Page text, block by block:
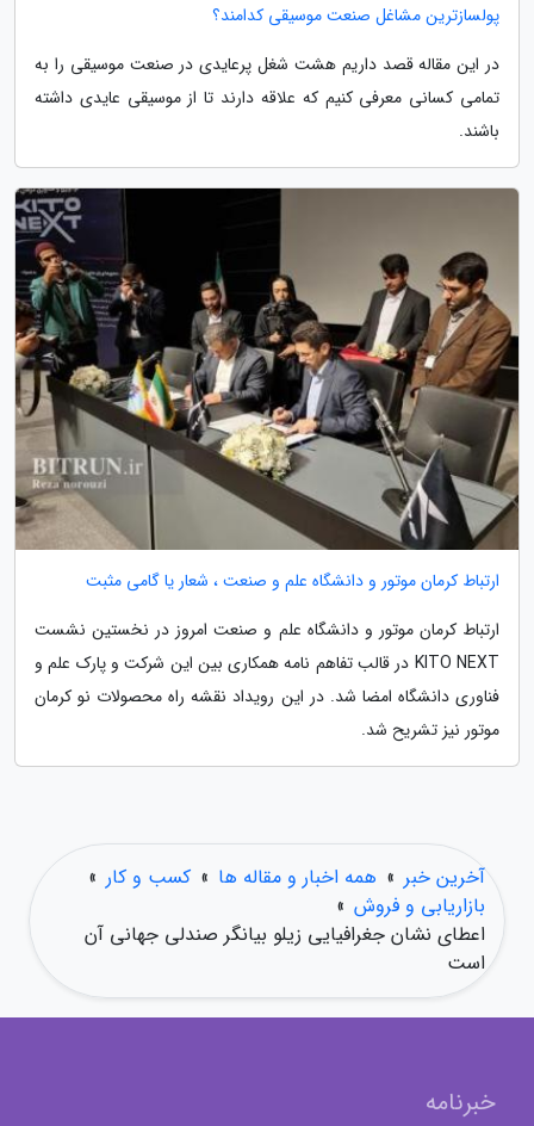
پولسازترین مشاغل صنعت موسیقی کدامند؟
در این مقاله قصد داریم هشت شغل پرعایدی در صنعت موسیقی را به
تمامی کسانی معرفی کنیم که علاقه دارند تا از موسیقی عایدی داشته
باشند.
ارتباط کرمان موتور و دانشگاه علم و صنعت ، شعار یا گامی مثبت
ارتباط کرمان موتور و دانشگاه علم و صنعت امروز در نخستین نشست
KITO NEXT در قالب تفاهم نامه همکاری بین این شرکت و پارک علم و
فناوری دانشگاه امضا شد. در این رویداد نقشه راه محصولات نو کرمان
موتور نیز تشریح شد.
آخرین خبر » همه اخبار و مقاله ها » کسب و کار »
بازاریابی و فروش »
اعطای نشان جغرافیایی زیلو بیانگر صندلی جهانی آن
است
خبرنامه